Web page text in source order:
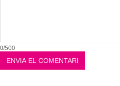
0/500